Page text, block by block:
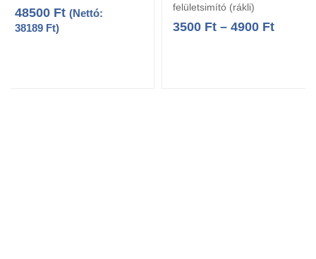
48500 Ft (Nettó:
38189 Ft)
felületsimító (rákli)
3500 Ft – 4900 Ft